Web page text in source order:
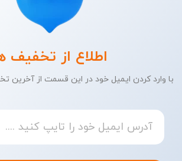
اطلاع از تخفیف
با وارد کردن ایمیل خود در این قسمت از آخرین